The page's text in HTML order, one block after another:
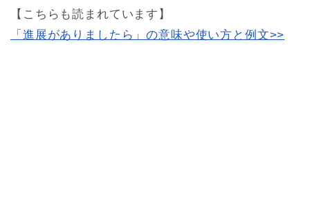
【こちらも読まれています】
「進展がありましたら」の意味や使い方と例文>>